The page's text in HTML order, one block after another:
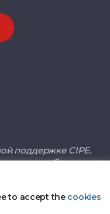
поддержке CIPE.
объектом
отражает взгляды
to accept the cookies